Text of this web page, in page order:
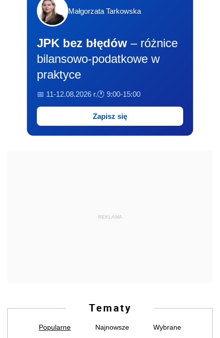
Małgorzata Tarkowska
JPK bez błędów – różnice
bilansowo-podatkowe w
praktyce
📅 11-12.08.2026 r.🕐 9:00-15:00
Zapisz się
REKLAMA
Tematy
Popularne Najnowsze Wybrane